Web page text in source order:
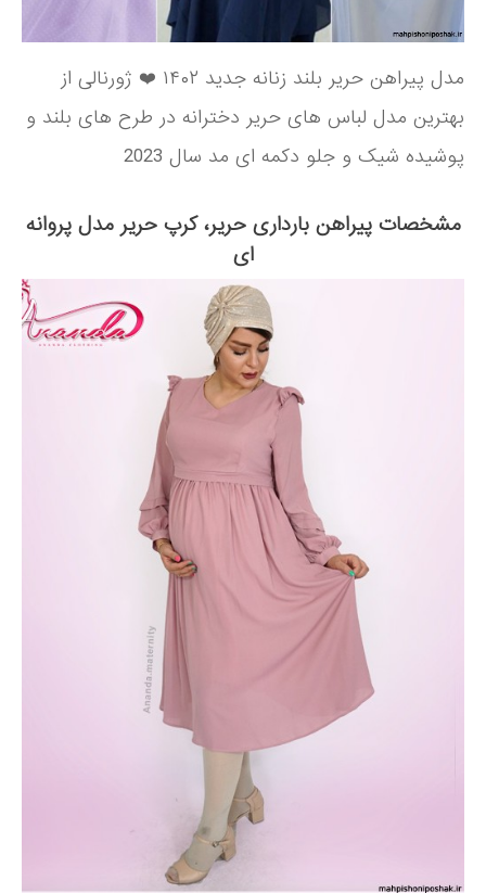
مدل پیراهن حریر بلند زنانه جدید ۱۴۰۲ ❤️ ژورنالی از
بهترین مدل لباس های حریر دخترانه در طرح های بلند و
پوشیده شیک و جلو دکمه ای مد سال 2023
مشخصات پیراهن بارداری حریر، کرپ حریر مدل پروانه
ای